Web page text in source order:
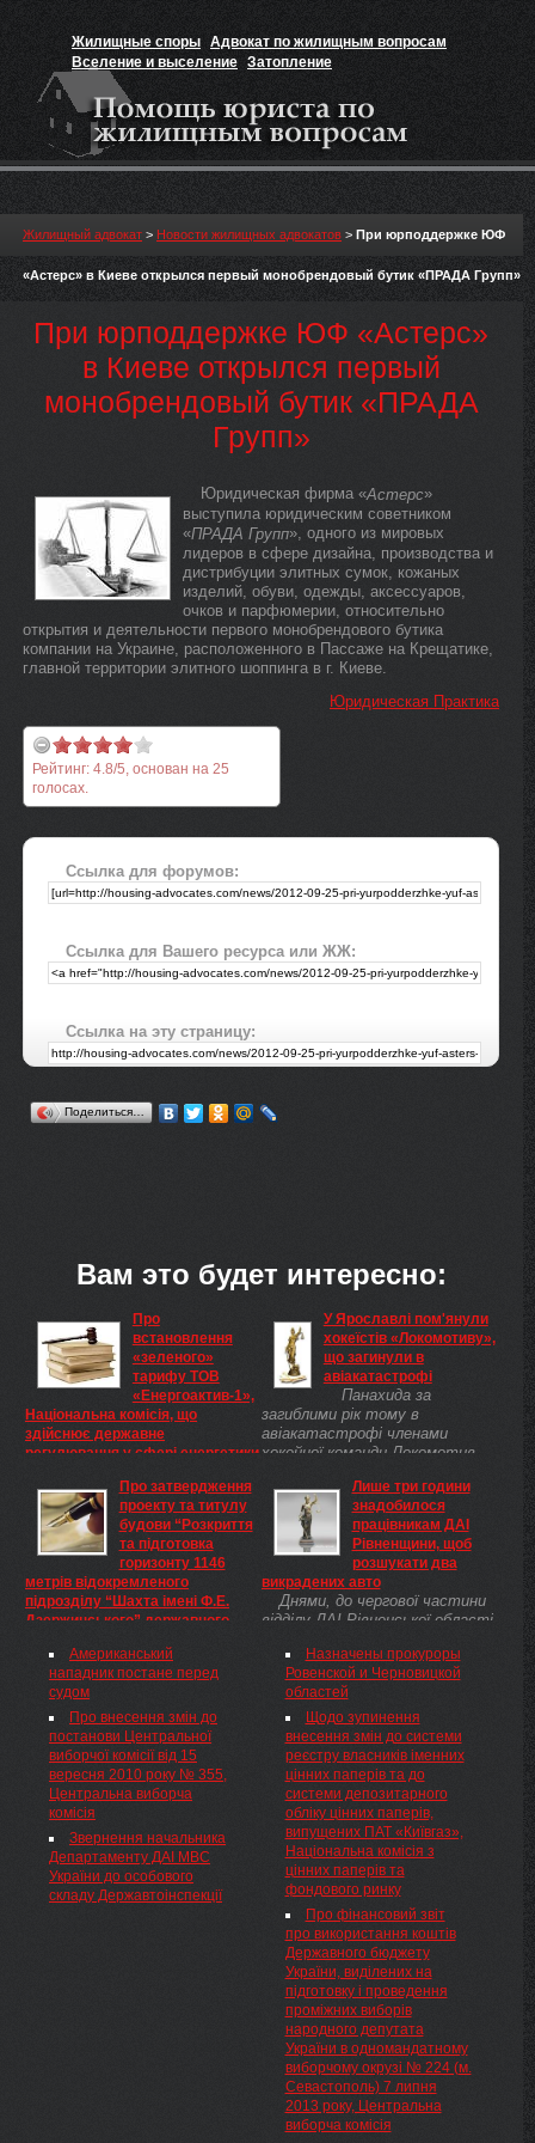
Жилищные споры Адвокат по жилищным вопросам
Вселение и выселение Затопление
Признание прав на жильё
Жилищный адвокат > Новости жилищных адвокатов > При юрподдержке ЮФ
«Астерс» в Киеве открылся первый монобрендовый бутик «ПРАДА Групп»
При юрподдержке ЮФ «Астерс»
в Киеве открылся первый
монобрендовый бутик «ПРАДА
Групп»
Юридическая фирма «Астерс»
выступила юридическим советником
«ПРАДА Групп», одного из мировых
лидеров в сфере дизайна, производства и
дистрибуции элитных сумок, кожаных
изделий, обуви, одежды, аксессуаров,
очков и парфюмерии, относительно
открытия и деятельности первого монобрендового бутика
компании на Украине, расположенного в Пассаже на Крещатике,
главной территории элитного шоппинга в г. Киеве.
Юридическая Практика
Рейтинг: 4.8/5, основан на 25
голосах.
Ссылка для форумов:
Ссылка для Вашего ресурса или ЖЖ:
Ссылка на эту страницу:
Поделиться…
Вам это будет интересно:
Про
встановлення
«зеленого»
тарифу ТОВ
«Енергоактив-1»,
Національна комісія, що
здійснює державне
регулювання у сфері енергетики
«зеленого» тарифу ТОВ
«Енергоактив-1» Відповіднодо
Закону України «Про
електроенергетику» ( 575/97-
ВР ), Указу Президента України
від 23 листопада 2011 року №
1059( 1059/2011 ) «Про
Національну комісію, що
здійснює державне
регулювання у сфері
енергетики» та Порядку
встановлення, перегляду та
припинення дії «зеленого»
тарифу для суб’єктів
господарської діяльності(
z1957-12 ), затвердженого
постановою НКРЕ від 02
листопада 2012 року № 1421,
Національна комісія, що
здійснює державне
регулювання у сфері
енергетики, ПОСТАНОВЛЯЄ:
Про затвердження
проекту та титулу
будови “Розкриття
та підготовка
горизонту 1146
метрів відокремленого
підрозділу “Шахта імені Ф.Е.
Дзержинського” державного
“Дзержинськвугілля”
(коригування), Кабінет Міністрів
України
Про затвердження проекту
та титулу будови
"Розкриття та підготовка
горизонту 1146 метрів
відокремленого підрозділу
"Шахта імені Ф. Е.
Дзержинського" державного
підприємства
"Дзержинськвугілля"
(коригування)
Американський
нападник постане перед
судом
Про внесення змін до
постанови Центральної
виборчої комісії від 15
вересня 2010 року № 355,
Центральна виборча
комісія
Звернення начальника
Департаменту ДАІ МВС
України до особового
складу Державтоінспекції
У Ярославлі пом'янули
хокеїстів «Локомотиву»,
що загинули в
авіакатастрофі
Панахида за
загиблими рік тому в
авіакатастрофі членами
хокейної команди Локомотив
кафедральному соборі
Ярославля.
Лише три години
знадобилося
працівникам ДАІ
Рівненщини, щоб
розшукати два
викрадених авто
Днями, до чергової частини
відділу ДАІ Рівненської області
що близько пятої години ранку
в місті Рівне по вулиці
Лермонтова невідомі особи
викрали позашляховик Range ...
Назначены прокуроры
Ровенской и Черновицкой
областей
Щодо зупинення
внесення змін до системи
реєстру власників іменних
цінних паперів та до
системи депозитарного
обліку цінних паперів,
випущених ПАТ «Київгаз»,
Національна комісія з
цінних паперів та
фондового ринку
Про фінансовий звіт
про використання коштів
Державного бюджету
України, виділених на
підготовку і проведення
проміжних виборів
народного депутата
України в одномандатному
виборчому окрузі № 224 (м.
Севастополь) 7 липня
2013 року, Центральна
виборча комісія